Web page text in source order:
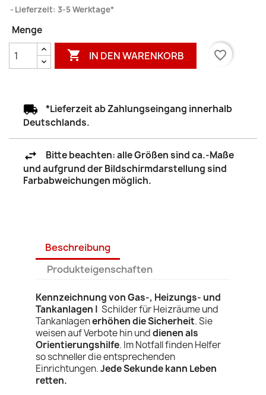
Lieferzeit: 3-5 Werktage*
Menge
 IN DEN WARENKORB favorite_border
*Lieferzeit ab Zahlungseingang innerhalb
Deutschlands.
Bitte beachten: alle Größen sind ca.-Maße
und aufgrund der Bildschirmdarstellung sind
Farbabweichungen möglich.
Beschreibung
Produkteigenschaften
Kennzeichnung von Gas-, Heizungs- und
Tankanlagen | Schilder für Heizräume und
Tankanlagenerhöhen die Sicherheit. Sie
weisenauf Verbote hin unddienen als
Orientierungshilfe. Im Notfall finden Helfer
so schneller die entsprechenden
Einrichtungen.Jede Sekunde kann Leben
retten.